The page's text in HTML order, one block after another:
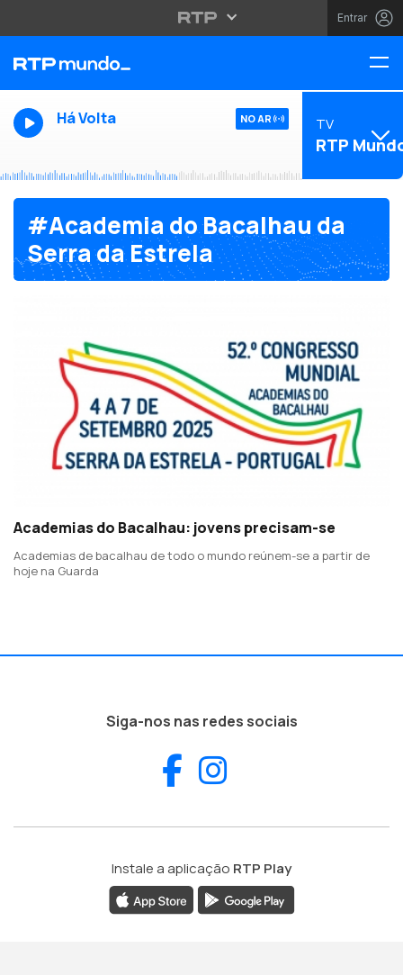
Entrar
Há Volta NO AR TV
RTP
#Academia do Bacalhau da
Serra da Estrela
Academias do Bacalhau: jovens precisam-se
Academias de bacalhau de todo o mundo reúnem-se a partir de
hoje na Guarda
Siga-nos nas redes sociais
Facebook
Instale a aplicação RTP Play